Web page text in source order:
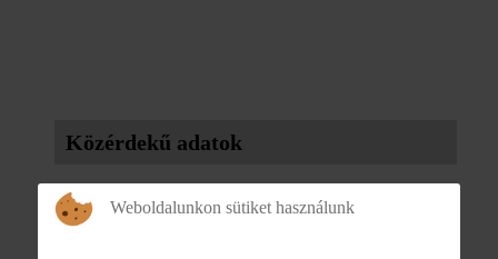
Közérdekű adatok
3.8. Közbeszerzési információk
Weboldalunkon sütiket használunk